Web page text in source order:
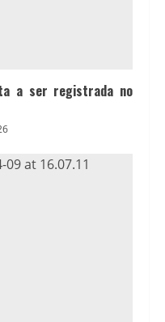
a ser registrada no